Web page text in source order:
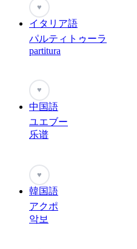
♥
イタリア語
パルティトゥーラ
partitura
♥
中国語
ユエブー
乐谱
♥
韓国語
アクポ
악보